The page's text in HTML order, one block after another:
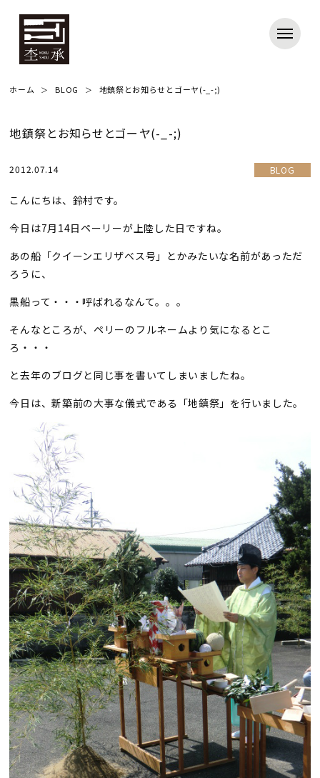
ホーム BLOG 地鎮祭とお知らせとゴーヤ(-_-;)
地鎮祭とお知らせとゴーヤ(-_-;)
2012.07.14 BLOG
こんにちは、鈴村です。
今日は7月14日ペーリーが上陸した日ですね。
あの船「クイーンエリザベス号」とかみたいな名前があっただ
ろうに、
黒船って・・・呼ばれるなんて。。。
そんなところが、ペリーのフルネームより気になるとこ
ろ・・・
と去年のブログと同じ事を書いてしまいましたね。
今日は、新築前の大事な儀式である「地鎮祭」を行いました。